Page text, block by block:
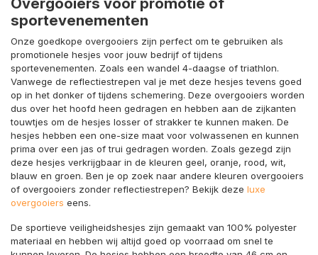
sportevenementen
Onze goedkope overgooiers zijn perfect om te gebruiken als
promotionele hesjes voor jouw bedrijf of tijdens
sportevenementen. Zoals een wandel 4-daagse of triathlon.
Vanwege de reflectiestrepen val je met deze hesjes tevens goed
op in het donker of tijdens schemering. Deze overgooiers worden
dus over het hoofd heen gedragen en hebben aan de zijkanten
touwtjes om de hesjes losser of strakker te kunnen maken. De
hesjes hebben een one-size maat voor volwassenen en kunnen
prima over een jas of trui gedragen worden. Zoals gezegd zijn
deze hesjes verkrijgbaar in de kleuren geel, oranje, rood, wit,
blauw en groen. Ben je op zoek naar andere kleuren overgooiers
of overgooiers zonder reflectiestrepen? Bekijk deze luxe
overgooiers eens.
De sportieve veiligheidshesjes zijn gemaakt van 100% polyester
materiaal en hebben wij altijd goed op voorraad om snel te